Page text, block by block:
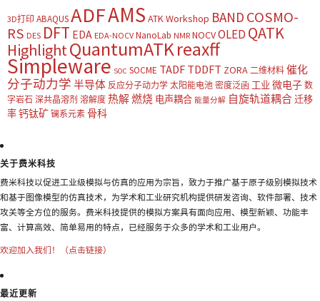
3D打印 ABAQUSADFAMS ATK Workshop BAND COSMO-
RS DES DFT EDA EDA-NOCV NanoLab NMR NOCVOLED QATK
HighlightQuantumATKreaxff
Simpleware SOC SOCME TADF TDDFT ZORA 二维材料 催化
分子动力学 半导体 反应分子动力学 太阳能电池 密度泛函 工业 微电子 数
字岩石 深共晶溶剂 溶解度 热解燃烧 电声耦合 能量分解 自旋轨道耦合迁移
率钙钛矿 镧系元素 骨科
关于费米科技
费米科技以促进工业级模拟与仿真的应用为宗旨，致力于推广基于原子级别模拟技术
和基于图像模型的仿真技术，为学术和工业研究机构提供研发咨询、软件部署、技术
攻关等全方位的服务。费米科技提供的模拟方案具有面向应用、模型新颖、功能丰
富、计算高效、简单易用的特点，已经服务于众多的学术和工业用户。
欢迎加入我们！（点击链接）
最近更新